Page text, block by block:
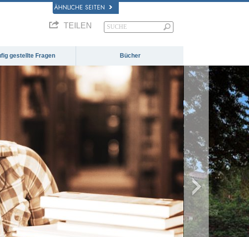
ÄHNLICHE SEITEN
TEILEN
gestellte Fragen Bücher